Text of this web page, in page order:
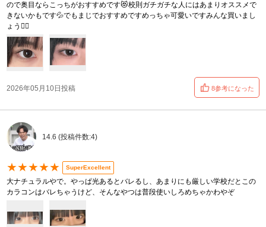
ので奥目ならこっちがおすすめです😻校則ガチガチな人にはあまりオススメで
きないかもです💦でもまじでおすすめですめっちゃ可愛いですみんな買いまし
ょう🙂‍↕️
2026年05月10日投稿 8参考になった
14.6 (投稿件数:4)
★★★★★ SuperExcellent
大ナチュラルやで。やっぱ光あるとバレるし、あまりにも厳しい学校だとこの
カラコンはバレちゃうけど、そんなやつは普段使いしろめちゃかわやぞ